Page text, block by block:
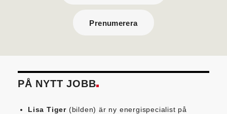
Prenumerera
PÅ NYTT JOBB
Lisa Tiger (bilden) är ny energispecialist på